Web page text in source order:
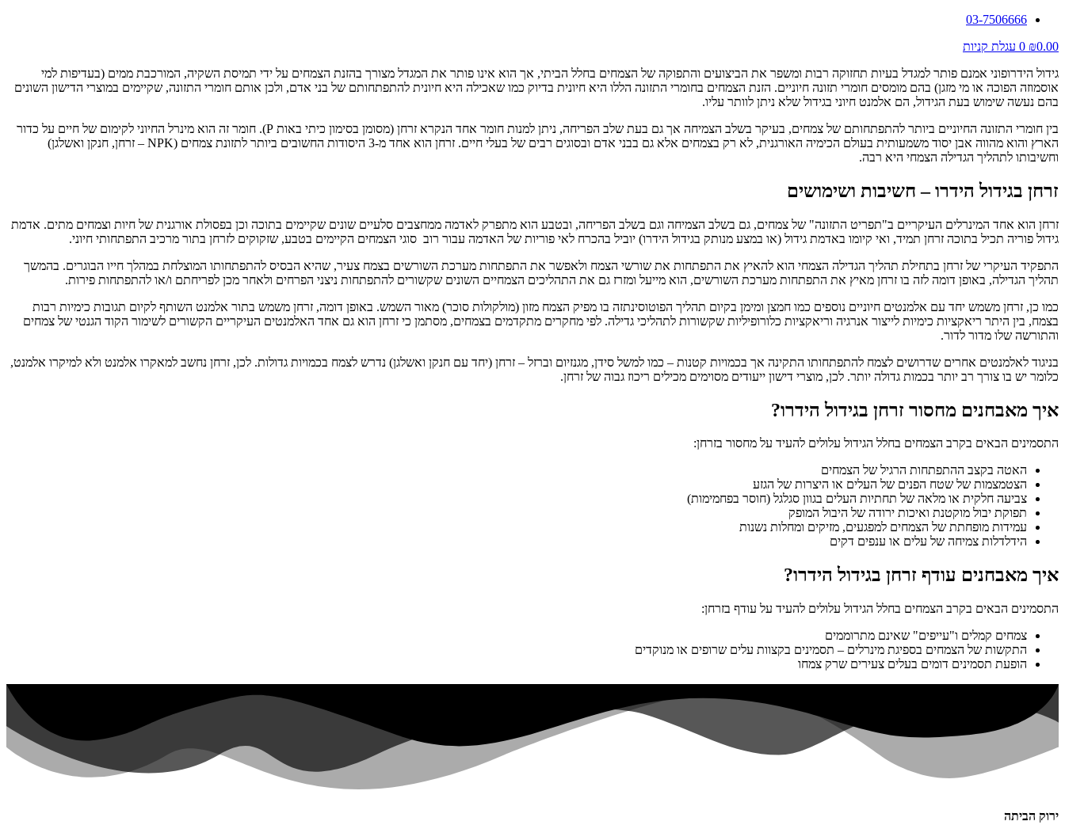
03-7506666
₪0.00
0 עגלת קניות
גידול הידרופוני אמנם פותר למגדל בעיות תחזוקה רבות ומשפר את הביצועים והתפוקה של הצמחים בחלל הביתי, אך הוא אינו פותר את המגדל מצורך בהזנת הצמחים על ידי תמיסת השקיה, המורכבת ממים (בעדיפות למי
אוסמוזה הפוכה או מי מזגן) בהם מומסים חומרי תזונה חיוניים. הזנת הצמחים בחומרי התזונה הללו היא חיונית בדיוק כמו שאכילה היא חיונית להתפתחותם של בני אדם, ולכן אותם חומרי התזונה, שקיימים במוצרי הדישון השונים
בהם נעשה שימוש בעת הגידול, הם אלמנט חיוני בגידול שלא ניתן לוותר עליו.
בין חומרי התזונה החיוניים ביותר להתפתחותם של צמחים, בעיקר בשלב הצמיחה אך גם בעת שלב הפריחה, ניתן למנות חומר אחד הנקרא זרחן (מסומן בסימון כיתי באות P). חומר זה הוא מינרל החיוני לקימום של חיים על כדור
הארץ והוא מהווה אבן יסוד משמעותית בעולם הכימיה האורגנית, לא רק בצמחים אלא גם בבני אדם ובסוגים רבים של בעלי חיים. זרחן הוא אחד מ-3 היסודות החשובים ביותר לתזונת צמחים (NPK – זרחן, חנקן ואשלגן)
וחשיבותו לתהליך הגדילה הצמחי היא רבה.
זרחן בגידול הידרו – חשיבות ושימושים
זרחן הוא אחד המינרלים העיקריים ב"תפריט התזונה" של צמחים, גם בשלב הצמיחה וגם בשלב הפריחה, ובטבע הוא מתפרק לאדמה ממחצבים סלעיים שונים שקיימים בתוכה וכן בפסולת אורגנית של חיות וצמחים מתים. אדמת
גידול פוריה תכיל בתוכה זרחן תמיד, ואי קיומו באדמת גידול (או במצע מנותק בגידול הידרו) יוביל בהכרח לאי פוריות של האדמה עבור רוב סוגי הצמחים הקיימים בטבע, שזקוקים לזרחן בתור מרכיב התפתחותי חיוני.
התפקיד העיקרי של זרחן בתחילת תהליך הגדילה הצמחי הוא להאיץ את התפתחות את שורשי הצמח ולאפשר את התפתחות מערכת השורשים בצמח צעיר, שהיא הבסיס להתפתחותו המוצלחת במהלך חייו הבוגרים. בהמשך
תהליך הגדילה, באופן דומה לזה בו זרחן מאיץ את התפתחות מערכת השורשים, הוא מייעל ומזרז גם את התהליכים הצמחיים השונים שקשורים להתפתחות ניצני הפרחים ולאחר מכן לפריחתם ו/או להתפתחות פירות.
כמו כן, זרחן משמש יחד עם אלמנטים חיוניים נוספים כמו חמצן ומימן בקיום תהליך הפוטוסינתזה בו מפיק הצמח מזון (מולקולות סוכר) מאור השמש. באופן דומה, זרחן משמש בתור אלמנט השותף לקיום תגובות כימיות רבות
בצמח, בין היתר ריאקציות כימיות לייצור אנרגיה וריאקציות כלורופיליות שקשורות לתהליכי גדילה. לפי מחקרים מתקדמים בצמחים, מסתמן כי זרחן הוא גם אחד האלמנטים העיקריים הקשורים לשימור הקוד הגנטי של צמחים
והתורשה שלו מדור לדור.
בניגוד לאלמנטים אחרים שדרושים לצמח להתפתחותו התקינה אך בכמויות קטנות – כמו למשל סידן, מגנזיום וברזל – זרחן (יחד עם חנקן ואשלגן) נדרש לצמח בכמויות גדולות. לכן, זרחן נחשב למאקרו אלמנט ולא למיקרו אלמנט,
כלומר יש בו צורך רב יותר בכמות גדולה יותר. לכן, מוצרי דישון ייעודים מסוימים מכילים ריכוז גבוה של זרחן.
איך מאבחנים מחסור זרחן בגידול הידרו?
התסמינים הבאים בקרב הצמחים בחלל הגידול עלולים להעיד על מחסור בזרחן:
האטה בקצב ההתפתחות הרגיל של הצמחים
הצטמצמות של שטח הפנים של העלים או היצרות של הגזע
צביעה חלקית או מלאה של תחתיות העלים בגוון סגלגל (חוסר בפחמימות)
תפוקת יבול מוקטנת ואיכות ירודה של היבול המופק
עמידות מופחתת של הצמחים למפגעים, מזיקים ומחלות נשנות
הידלדלות צמיחה של עלים או ענפים דקים
איך מאבחנים עודף זרחן בגידול הידרו?
התסמינים הבאים בקרב הצמחים בחלל הגידול עלולים להעיד על עודף בזרחן:
צמחים קמלים ו"עייפים" שאינם מתרוממים
התקשות של הצמחים בספיגת מינרלים – תסמינים בקצוות עלים שרופים או מנוקדים
הופעת תסמינים דומים בעלים צעירים שרק צמחו
ירוק הביתה